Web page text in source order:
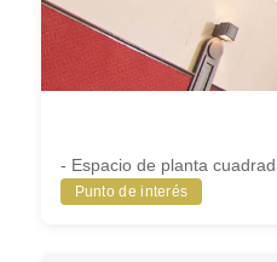
- Espacio de planta
Punto de interés